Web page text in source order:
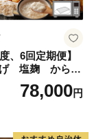
、6回定期便】
げ 塩麹 からあ
78,000円